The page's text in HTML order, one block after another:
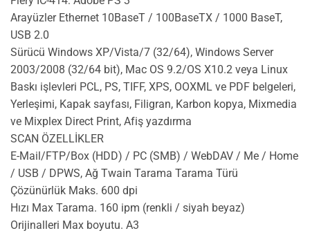
Arayüzler Ethernet 10BaseT / 100BaseTX / 1000 BaseT,
USB 2.0
Sürücü Windows XP/Vista/7 (32/64), Windows Server
2003/2008 (32/64 bit), Mac OS 9.2/OS X10.2 veya Linux
Baskı işlevleri PCL, PS, TIFF, XPS, OOXML ve PDF belgeleri,
Yerleşimi, Kapak sayfası, Filigran, Karbon kopya, Mixmedia
ve Mixplex Direct Print, Afiş yazdırma
SCAN ÖZELLİKLER
E-Mail/FTP/Box (HDD) / PC (SMB) / WebDAV / Me / Home
/ USB / DPWS, Ağ Twain Tarama Tarama Türü
Çözünürlük Maks. 600 dpi
Hızı Max Tarama. 160 ipm (renkli / siyah beyaz)
Orijinalleri Max boyutu. A3